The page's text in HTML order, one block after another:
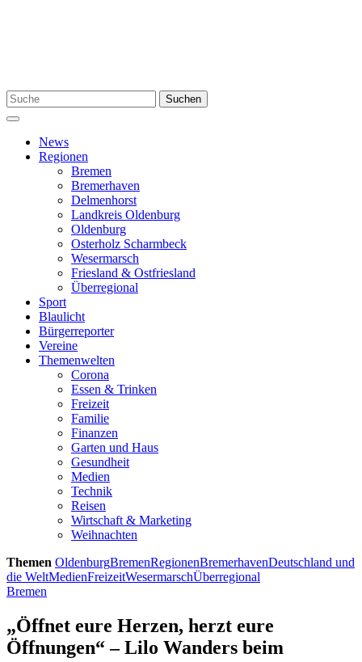
Suchen
nach:
Suchen
Menü
News
Regionen
Bremen
Bremerhaven
Delmenhorst
Landkreis Oldenburg
Oldenburg
Osterholz Scharmbeck
Wesermarsch
Friesland & Ostfriesland
Überregional
Sport
Blaulicht
Bürgerreporter
Vereine
Themenwelten
Corona
Essen & Trinken
Freizeit
Familie
Finanzen
Garten und Haus
Gesundheit
Medien
Technik
Reisen
Wirtschaft & Marketing
Weihnachten
Themen OldenburgBremenRegionenBremerhavenDeutschland und
die WeltMedienFreizeitWesermarschÜberregional
Bremen
„Öffnet eure Herzen, herzt eure
Öffnungen“ – Lilo Wanders beim